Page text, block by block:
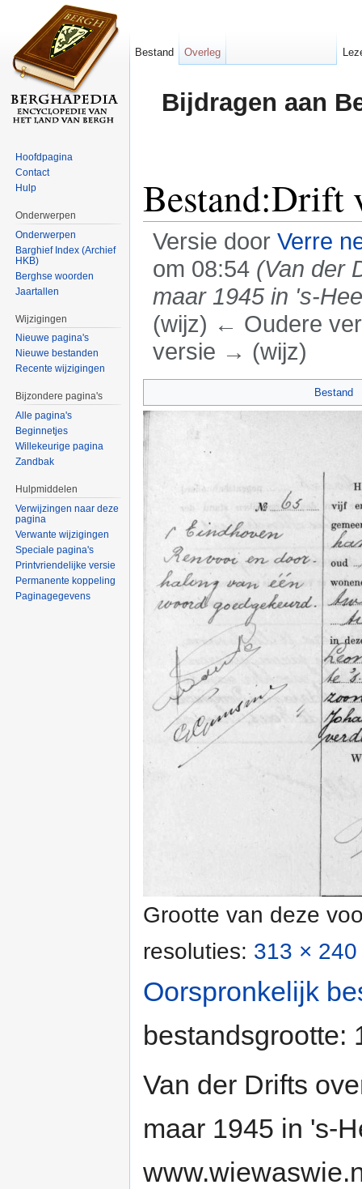
Bijdragen aan
Bestand:Drift
Versie door Verre
om 08:54 (Van der
maar 1945 in 's-
(wijz) ← Oudere
versie → (wijz)
Bestand
Grootte van deze
resoluties: 313 ×
Oorspronkelijk
bestandsgrootte:
Van der Drifts
maar 1945 in 's-
Bestand Overleg
Hoofdpagina
Contact
Hulp
Onderwerpen
Onderwerpen
Barghief Index (Archief
HKB)
Berghse woorden
Jaartallen
Wijzigingen
Nieuwe pagina's
Nieuwe bestanden
Recente wijzigingen
Bijzondere pagina's
Alle pagina's
Beginnetjes
Willekeurige pagina
Zandbak
Hulpmiddelen
Verwijzingen naar deze
pagina
Verwante wijzigingen
Speciale pagina's
Printvriendelijke versie
Permanente koppeling
Paginagegevens